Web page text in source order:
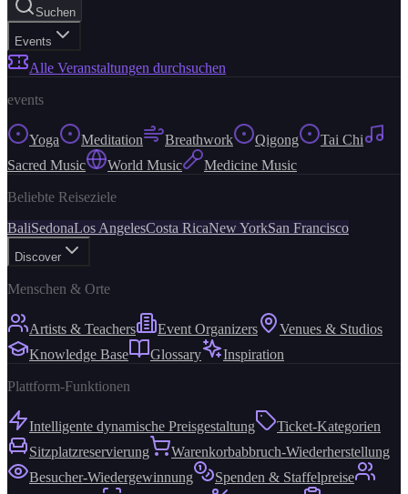
Suchen
Events
Alle Veranstaltungen durchsuchen
events
Yoga Meditation Breathwork Qigong
Tai Chi
Sacred Music
World Music Medicine Music
Beliebte Reiseziele
BaliSedonaLos AngelesCosta RicaNew YorkSan Francisco
Discover
Menschen & Orte
Artists & Teachers Event Organizers
Venues & Studios
Knowledge Base
Glossary Inspiration
Plattform-Funktionen
Intelligente dynamische Preisgestaltung
Ticket-Kategorien
Sitzplatzreservierung
Warenkorbabbruch-Wiederherstellung
Besucher-Wiedergewinnung
Spenden & Staffelpreise